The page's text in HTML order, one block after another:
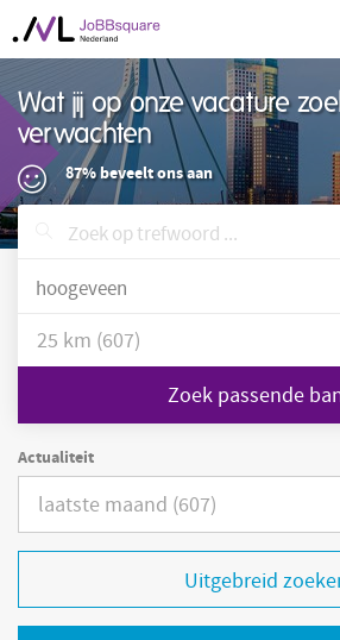
Wat jij op onze vacature
verwachten
87% beveelt ons aan
Zoek passende
Actualiteit
Uitgebreid